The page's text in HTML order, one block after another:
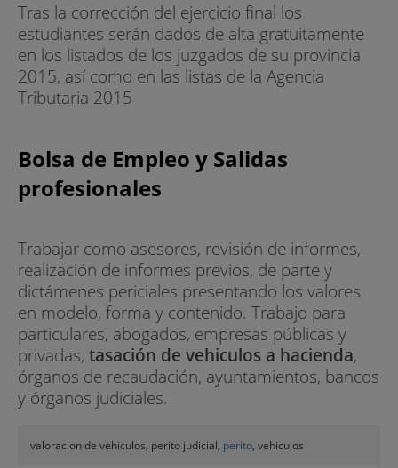
Tras la corrección del ejercicio final los
estudiantes serán dados de alta gratuitamente
en los listados de los juzgados de su provincia
2015, así como en las listas de la Agencia
Tributaria 2015
Bolsa de Empleo y Salidas
profesionales
Trabajar como asesores, revisión de informes,
realización de informes previos, de parte y
dictámenes periciales presentando los valores
en modelo, forma y contenido. Trabajo para
particulares, abogados, empresas públicas y
privadas, tasación de vehiculos a hacienda,
órganos de recaudación, ayuntamientos, bancos
y órganos judiciales.
valoracion de vehiculos, perito judicial, perito, vehiculos